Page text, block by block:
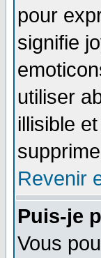
pour
signifie
utiliser
illisible
Revenir
Puis-je
Vous